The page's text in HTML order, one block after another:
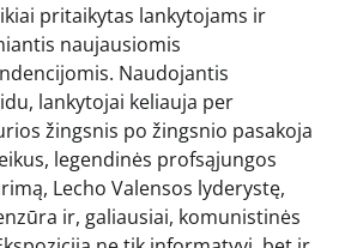
pritaikytas lankytojams ir
naujausiomis
Naudojantis
lankytojai keliauja per
žingsnis po žingsnio pasakoja
legendinės profsąjungos
Lecho Valensos lyderystę,
ir, galiausiai, komunistinės